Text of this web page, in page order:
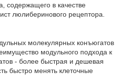
содержащего в качестве
люлиберинового рецептора.
молекулярных конъюгатов
модульного подхода к
- более быстрая и дешевая
быстро менять клеточные